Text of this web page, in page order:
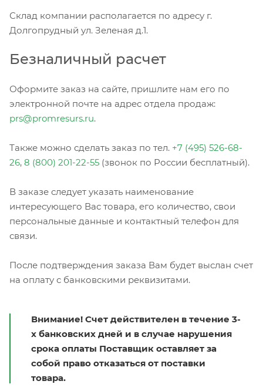
Склад компании располагается по адресу г.
Долгопрудный ул. Зеленая д.1.
Безналичный расчет
Оформите заказ на сайте, пришлите нам его по
электронной почте на адрес отдела продаж:
prs@promresurs.ru.
Также можно сделать заказ по тел. +7 (495) 526-68-
26, 8 (800) 201-22-55 (звонок по России бесплатный).
В заказе следует указать наименование
интересующего Вас товара, его количество, свои
персональные данные и контактный телефон для
связи.
После подтверждения заказа Вам будет выслан счет
на оплату с банковскими реквизитами.
Внимание! Счет действителен в течение 3-
х банковских дней и в случае нарушения
срока оплаты Поставщик оставляет за
собой право отказаться от поставки
товара.